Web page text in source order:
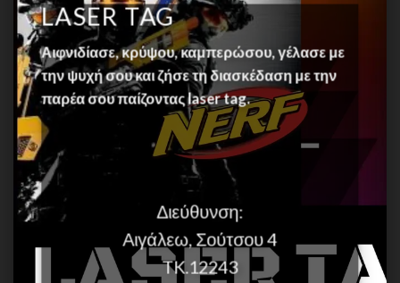
LASER TAG
Αιφνιδίασε, κρύψου, καμπερώσου, γέλασε με
την ψυχή σου και ζήσε τη διασκέδαση με την
παρέα σου παίζοντας laser tag.
Διεύθυνση:
Αιγάλεω, Σούτσου 4
TK.12243